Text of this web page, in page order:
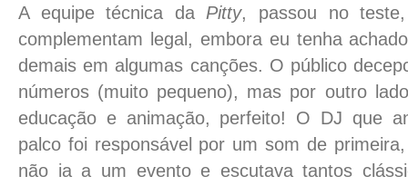
A equipe técnica da Pitty, passou no
complementam legal, embora eu tenha
demais em algumas canções. O público
números (muito pequeno), mas por outro
educação e animação, perfeito! O DJ que
palco foi responsável por um som de
não ia a um evento e escutava tantos